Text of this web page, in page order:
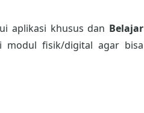
aplikasi khusus dan Belajar
modul fisik/digital agar bisa